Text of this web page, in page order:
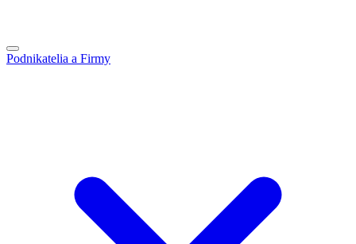
Podnikatelia a Firmy